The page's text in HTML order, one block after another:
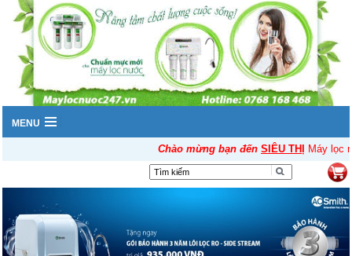
MENU
▼
Chào mừng bạn đếnSIÊU THỊ Máy lọc